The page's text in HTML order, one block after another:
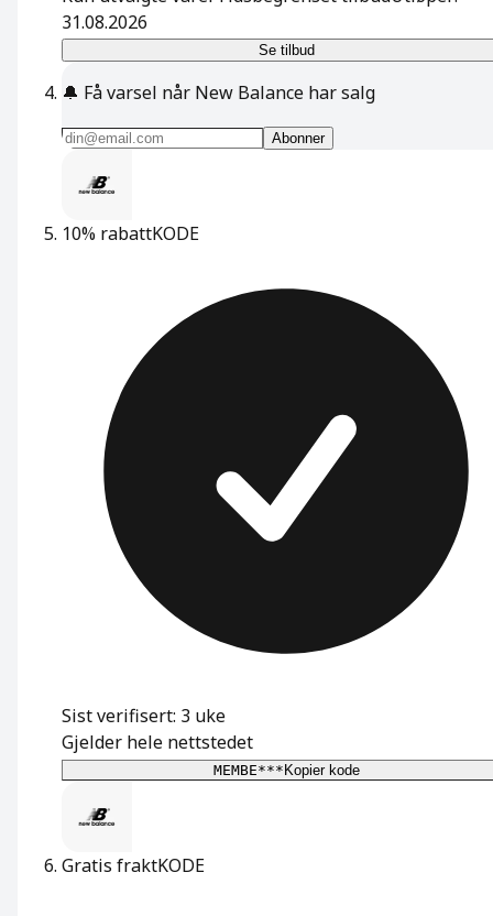
31.08.2026
Se tilbud
🔔 Få varsel når New Balance har salg
Abonner
10% rabattKODE
Sist verifisert: 3 uke
Gjelder hele nettstedet
MEMBE***Kopier kode
Gratis fraktKODE